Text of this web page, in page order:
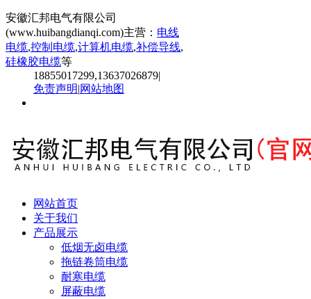
安徽汇邦电气有限公司
(www.huibangdianqi.com)主营： 电线
电缆,控制电缆,计算机电缆,补偿导线,
硅橡胶电缆等
18855017299,13637026879|
免责声明|网站地图
网站首页
关于我们
产品展示
低烟无卤电缆
拖链卷筒电缆
耐寒电缆
屏蔽电缆